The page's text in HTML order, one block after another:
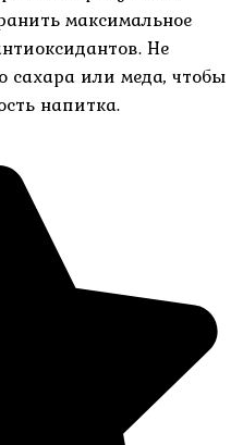
максимальное
Не
сахара или меда, чтобы
напитка.